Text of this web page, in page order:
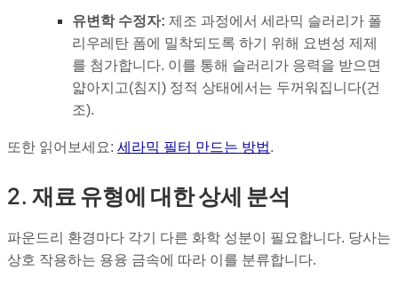
유변학 수정자: 제조 과정에서 세라믹 슬러리가 폴
리우레탄 폼에 밀착되도록 하기 위해 요변성 제제
를 첨가합니다. 이를 통해 슬러리가 응력을 받으면
얇아지고(침지) 정적 상태에서는 두꺼워집니다(건
조).
또한 읽어보세요: 세라믹 필터 만드는 방법.
2. 재료 유형에 대한 상세 분석
파운드리 환경마다 각기 다른 화학 성분이 필요합니다. 당사는
상호 작용하는 용융 금속에 따라 이를 분류합니다.